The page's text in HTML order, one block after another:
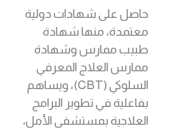
حاصل على شهادات دولية
معتمدة، منها شهادة
طبيب ممارس وشهادة
ممارس العلاج المعرفي
السلوكي (CBT)، ويساهم
بفاعلية في تطوير البرامج
العلاجية بمستشفى الأمل،